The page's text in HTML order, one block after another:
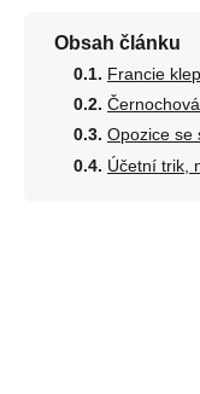
Obsah článku
Francie
Opozice se
Účetní trik,